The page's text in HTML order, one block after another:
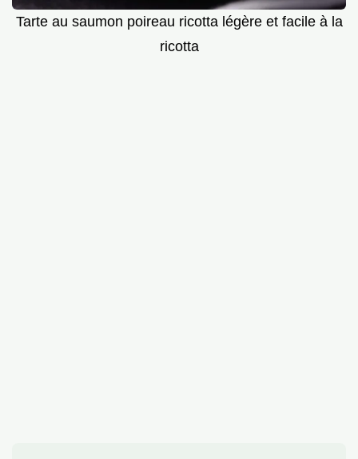
Tarte au saumon poireau ricotta légère et facile à la
ricotta